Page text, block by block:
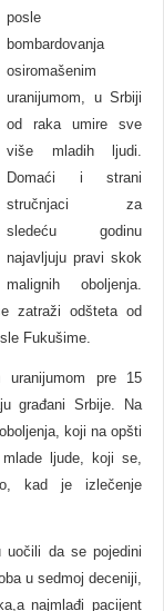
posle
bombardovanja
osiromašenim
uranijumom, u Srbiji
od raka umire sve
više mladih lјudi.
Domaći i strani
stručnjaci za
sledeću godinu
najavlјuju pravi skok
malignih obolјenja.
zatraži odšteta od
Fukušime.
uranijumom pre 15
građani Srbije. Na
koji na opšti
lјude, koji se,
kad je izlečenje
uočili da se pojedini
u sedmoj deceniji,
najmlađi pacijent